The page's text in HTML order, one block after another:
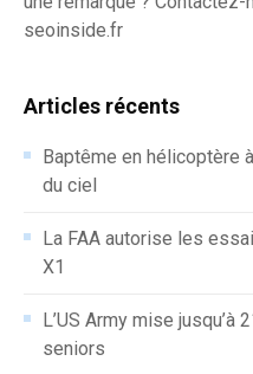
seoinside.fr
Articles récents
Baptême en hélicoptère
du ciel
La FAA autorise les
X1
L’US Army mise
seniors